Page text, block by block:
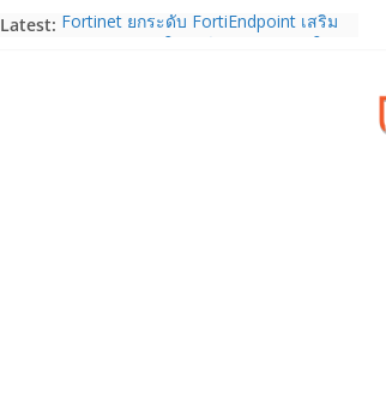
Latest: Fortinet ยกระดับ FortiEndpoint เสริม